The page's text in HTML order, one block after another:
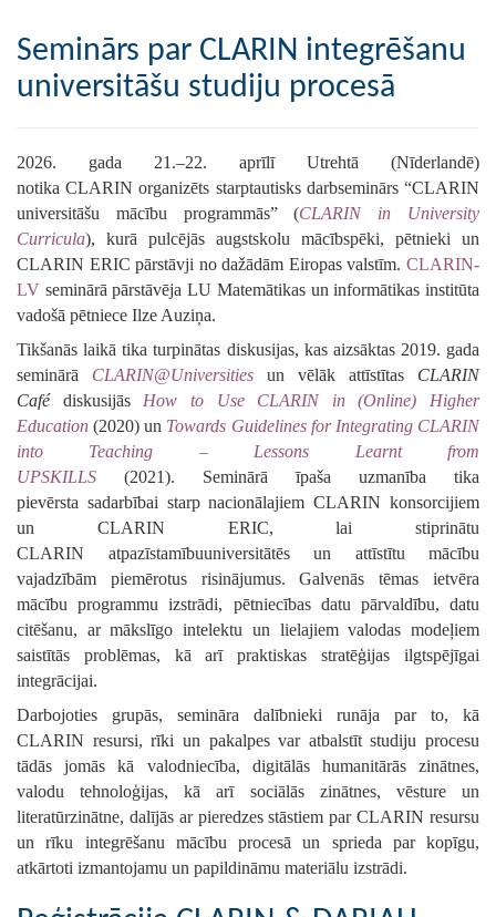
Seminārs par CLARIN integrēšanu
universitāšu studiju procesā
2026. gada 21.–22. aprīlīUtrehtā (Nīderlandē)
notikaCLARIN organizēts starptautisks darbseminārs “CLARIN
universitāšu mācību programmās” (CLARIN in University
Curricula), kurā pulcējās augstskolu mācībspēki, pētnieki un
CLARIN ERIC pārstāvji no dažādām Eiropas valstīm. CLARIN-
LV seminārā pārstāvēja LU Matemātikas un informātikas institūta
vadošā pētniece Ilze Auziņa.
Tikšanās laikā tika turpinātas diskusijas, kas aizsāktas 2019. gada
seminārā CLARIN@Universities un vēlāk attīstītas CLARIN
Cafédiskusijās
How to Use CLARIN in (Online) Higher
Education (2020) un Towards Guidelines for Integrating CLARIN
into Teaching – Lessons Learnt from
UPSKILLS
(2021).
Seminārā īpaša uzmanība tika
pievērsta sadarbībai starp nacionālajiem CLARIN konsorcijiem
un CLARIN ERIC, lai stiprinātu
CLARIN atpazīstamībuuniversitātēs un attīstītu mācību
vajadzībām piemērotus risinājumus.
Galvenās tēmas ietvēra
mācību programmu izstrādi, pētniecības datu pārvaldību, datu
citēšanu, ar mākslīgo intelektu un lielajiem valodas modeļiem
saistītās problēmas, kā arī praktiskas stratēģijas ilgtspējīgai
integrācijai.
Darbojoties grupās, semināra dalībnieki runāja par to, kā
CLARIN resursi, rīki un pakalpesvar atbalstīt studiju procesu
tādās jomās kā valodniecība, digitālās humanitārās zinātnes,
valodu tehnoloģijas, kā arī sociālās zinātnes, vēsture un
literatūrzinātne, dalījās ar pieredzes stāstiem par CLARIN resursu
un rīku integrēšanu mācību procesā un sprieda par kopīgu,
atkārtoti izmantojamu un papildināmu materiālu izstrādi.